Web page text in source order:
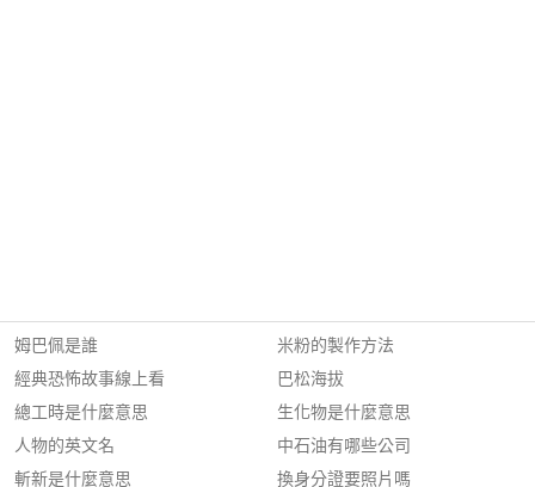
姆巴佩是誰
經典恐怖故事線上看
總工時是什麼意思
人物的英文名
斬新是什麼意思
米粉的製作方法
巴松海拔
生化物是什麼意思
中石油有哪些公司
換身分證要照片嗎